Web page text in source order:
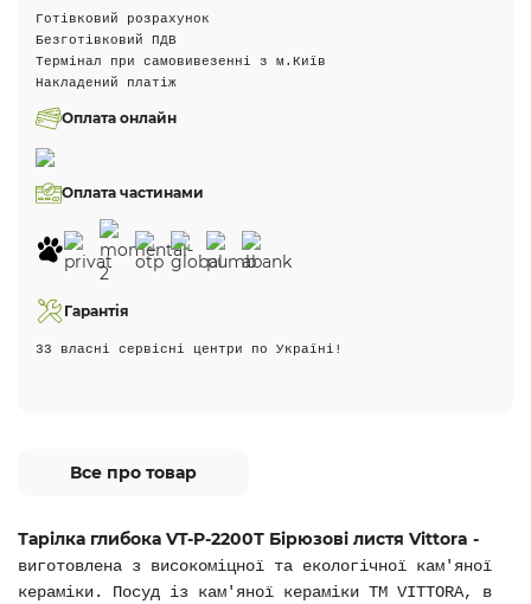
Готівковий розрахунок
Безготівковий ПДВ
Термінал при самовивезенні з м.Київ
Накладений платіж
Оплата онлайн
Оплата частинами
Гарантія
33 власні сервісні центри по Україні!
Все про товар
Тарілка глибока VT-P-2200Т Бірюзові листя Vittora -
виготовлена з високоміцної та екологічної кам'яної
кераміки. Посуд із кам'яної кераміки ТМ VITTORA, в